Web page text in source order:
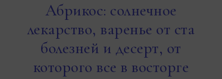
Абрикос: солнечное
лекарство, варенье от ста
болезней и десерт, от
которого все в восторге